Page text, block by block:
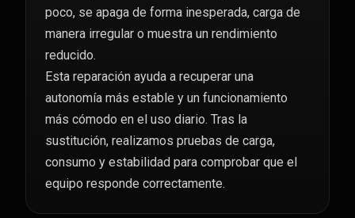
poco, se apaga de forma inesperada, carga de
manera irregular o muestra un rendimiento
reducido.
Esta reparación ayuda a recuperar una
autonomía más estable y un funcionamiento
más cómodo en el uso diario. Tras la
sustitución, realizamos pruebas de carga,
consumo y estabilidad para comprobar que el
equipo responde correctamente.